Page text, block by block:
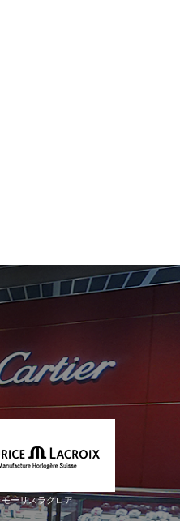
モーリスラクロア